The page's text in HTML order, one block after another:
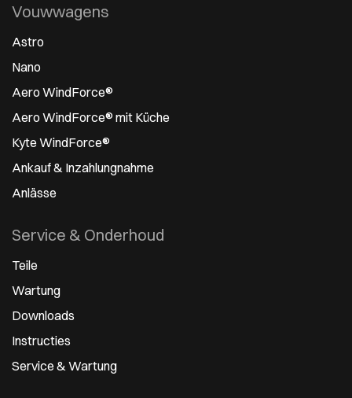
Vouwwagens
Astro
Nano
Aero WindForce®
Aero WindForce® mit Küche
Kyte WindForce®
Ankauf & Inzahlungnahme
Anlässe
Service & Onderhoud
Teile
Wartung
Downloads
Instructies
Service & Wartung